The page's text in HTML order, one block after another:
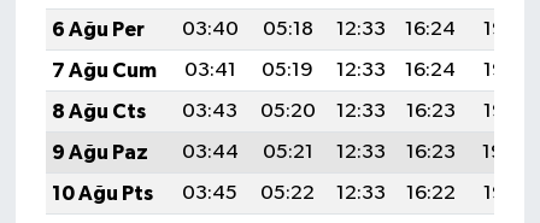
6 Ağu Per
03:40 05:18 12:33 16:24
19:38
7 Ağu Cum
03:41 05:19 12:33 16:24
19:37
8 Ağu Cts
03:43 05:20 12:33 16:23
19:35
9 Ağu Paz
03:44 05:21 12:33 16:23
19:34
10 Ağu Pts
03:45 05:22 12:33 16:22
19:33